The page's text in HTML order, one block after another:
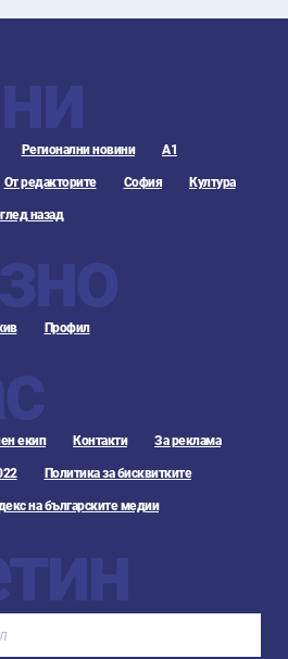
Регионални новини А1
От редакторите София Култура
назад
Профил
екип Контакти За реклама
Политика за бисквитките
на българските медии